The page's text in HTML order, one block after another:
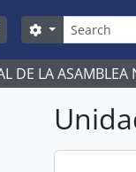
Búsqueda
Search options
DE LA